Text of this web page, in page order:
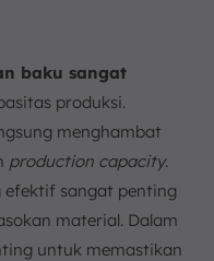
baku sangat
produksi.
menghambat
production capacity.
efektif sangat penting
material. Dalam
untuk memastikan